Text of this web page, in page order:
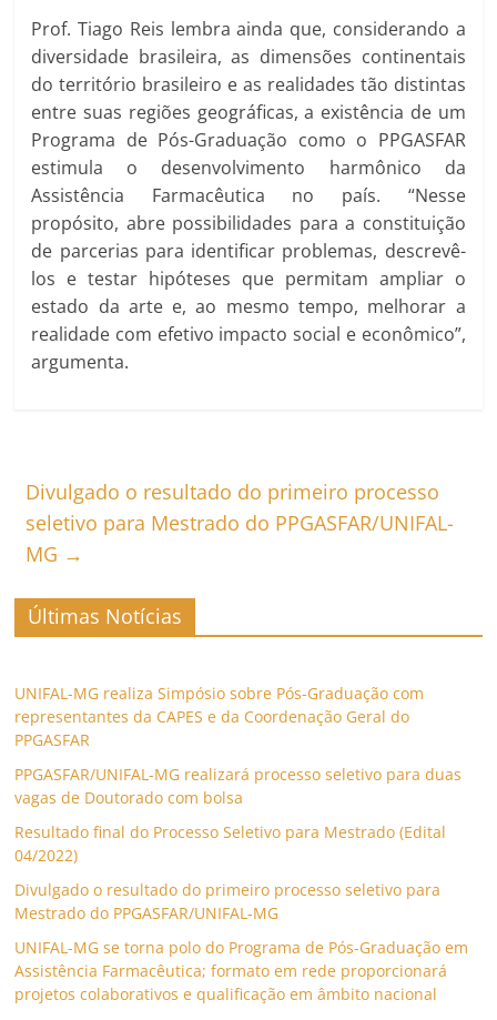
Prof. Tiago Reis lembra ainda que, considerando a
diversidade brasileira, as dimensões continentais
do território brasileiro e as realidades tão distintas
entre suas regiões geográficas, a existência de um
Programa de Pós-Graduação como o PPGASFAR
estimula o desenvolvimento harmônico da
Assistência Farmacêutica no país. “Nesse
propósito, abre possibilidades para a constituição
de parcerias para identificar problemas, descrevê-
los e testar hipóteses que permitam ampliar o
estado da arte e, ao mesmo tempo, melhorar a
realidade com efetivo impacto social e econômico”,
argumenta.
Divulgado o resultado do primeiro processo
seletivo para Mestrado do PPGASFAR/UNIFAL-
MG →
Últimas Notícias
UNIFAL-MG realiza Simpósio sobre Pós-Graduação com
representantes da CAPES e da Coordenação Geral do
PPGASFAR
PPGASFAR/UNIFAL-MG realizará processo seletivo para duas
vagas de Doutorado com bolsa
Resultado final do Processo Seletivo para Mestrado (Edital
04/2022)
Divulgado o resultado do primeiro processo seletivo para
Mestrado do PPGASFAR/UNIFAL-MG
UNIFAL-MG se torna polo do Programa de Pós-Graduação em
Assistência Farmacêutica; formato em rede proporcionará
projetos colaborativos e qualificação em âmbito nacional